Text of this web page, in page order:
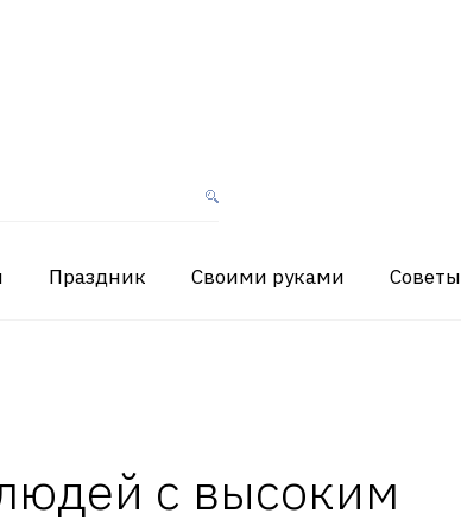
Праздник Своими руками Советы
с высоким